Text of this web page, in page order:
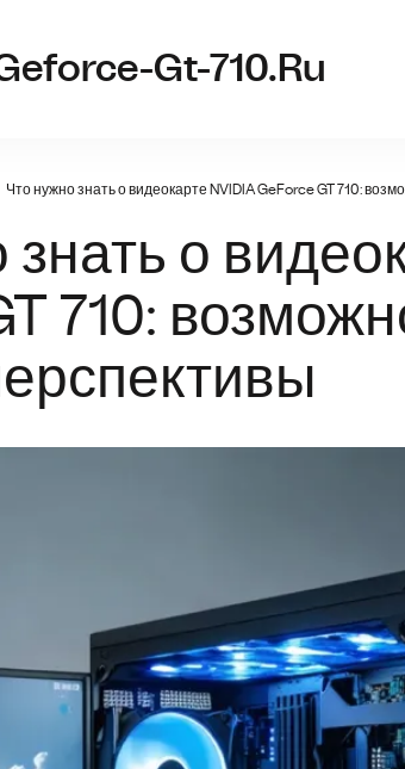
Gt-710.ru
Что нужно знать о видеокарте NVIDIA GeForce GT 710:
о
710: